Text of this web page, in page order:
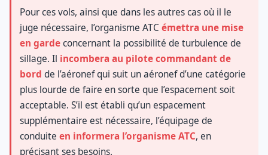
Pour ces vols, ainsi que dans les autres cas où il le
juge nécessaire, l’organisme ATC émettra une mise
en gardeconcernant la possibilité de turbulence de
sillage. Il incombera au pilote commandant de
bord de l’aéronef qui suit un aéronef d’une catégorie
plus lourde de faire en sorte que l’espacement soit
acceptable. S’il est établi qu’un espacement
supplémentaire est nécessaire, l’équipage de
conduite en informera l’organisme ATC, en
précisant ses besoins.